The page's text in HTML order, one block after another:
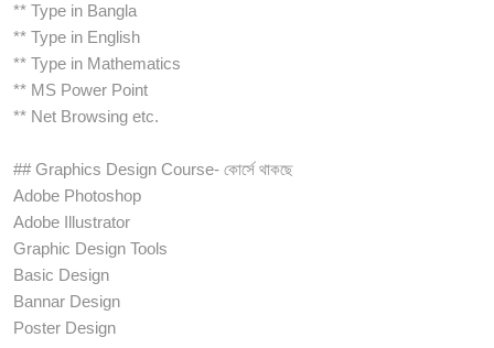
** Type in Bangla
** Type in English
** Type in Mathematics
** MS Power Point
** Net Browsing etc.
## Graphics Design Course- কোর্সে থাকছে
Adobe Photoshop
Adobe Illustrator
Graphic Design Tools
Basic Design
Bannar Design
Poster Design